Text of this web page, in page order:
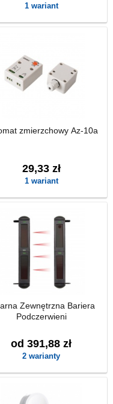
1 wariant
zmierzchowy Az-10a
29,33 zł
1 wariant
Zewnętrzna Bariera
Podczerwieni
od 391,88 zł
2 warianty